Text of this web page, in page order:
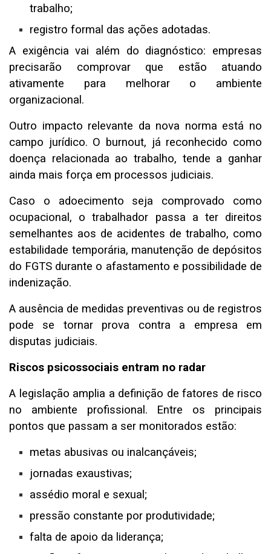
trabalho;
registro formal das ações adotadas.
A exigência vai além do diagnóstico: empresas
precisarão comprovar que estão atuando
ativamente para melhorar o ambiente
organizacional.
Outro impacto relevante da nova norma está no
campo jurídico. O burnout, já reconhecido como
doença relacionada ao trabalho, tende a ganhar
ainda mais força em processos judiciais.
Caso o adoecimento seja comprovado como
ocupacional, o trabalhador passa a ter direitos
semelhantes aos de acidentes de trabalho, como
estabilidade temporária, manutenção de depósitos
do FGTS durante o afastamento e possibilidade de
indenização.
A ausência de medidas preventivas ou de registros
pode se tornar prova contra a empresa em
disputas judiciais.
Riscos psicossociais entram no radar
A legislação amplia a definição de fatores de risco
no ambiente profissional. Entre os principais
pontos que passam a ser monitorados estão:
metas abusivas ou inalcançáveis;
jornadas exaustivas;
assédio moral e sexual;
pressão constante por produtividade;
falta de apoio da liderança;